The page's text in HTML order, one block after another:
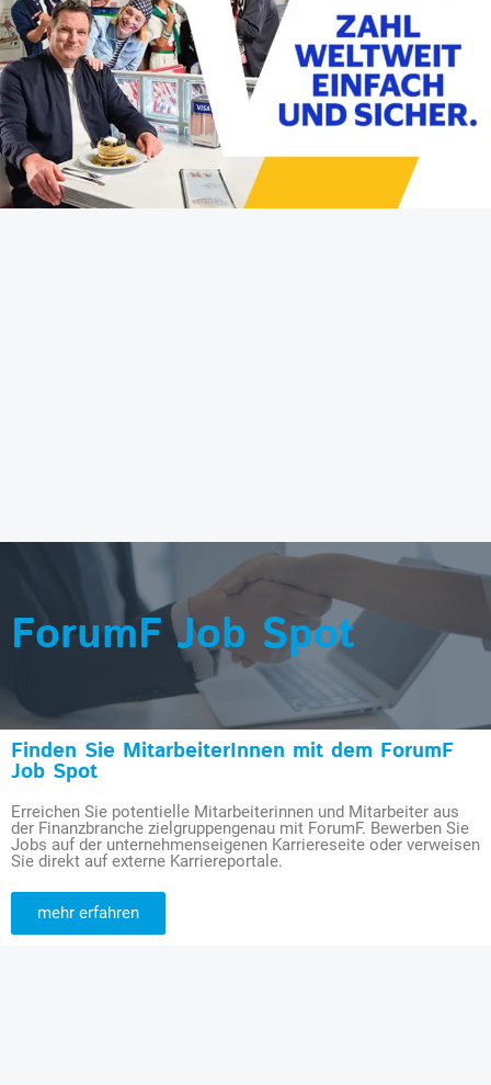
ForumF Job Spot
Finden Sie MitarbeiterInnen mit dem ForumF
Job Spot
Erreichen Sie potentielle Mitarbeiterinnen und Mitarbeiter aus
der Finanzbranche zielgruppengenau mit ForumF. Bewerben Sie
Jobs auf der unternehmenseigenen Karriereseite oder verweisen
Sie direkt auf externe Karriereportale.
mehr erfahren